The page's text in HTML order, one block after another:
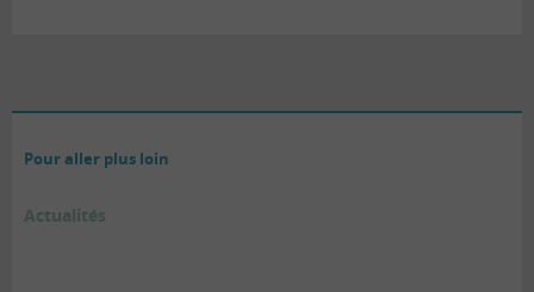
Pour aller plus loin
Actualités